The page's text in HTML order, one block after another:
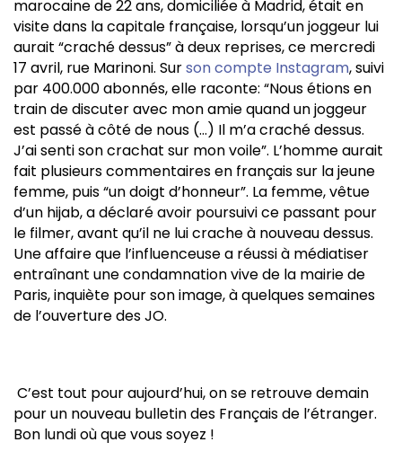
marocaine de 22 ans, domiciliée à Madrid, était en
visite dans la capitale française, lorsqu’un joggeur lui
aurait “craché dessus” à deux reprises, ce mercredi
17 avril, rue Marinoni. Surson compte Instagram, suivi
par 400.000 abonnés, elle raconte: “Nous étions en
train de discuter avec mon amie quand un joggeur
est passé à côté de nous (…) Il m’a craché dessus.
J’ai senti son crachat sur mon voile”. L’homme aurait
fait plusieurs commentaires en français sur la jeune
femme, puis “un doigt d’honneur”. La femme, vêtue
d’un hijab, a déclaré avoir poursuivi ce passant pour
le filmer, avant qu’il ne lui crache à nouveau dessus.
Une affaire que l’influenceuse a réussi à médiatiser
entraînant une condamnation vive de la mairie de
Paris, inquiète pour son image, à quelques semaines
de l’ouverture des JO.
C’est tout pour aujourd’hui, on se retrouve demain
pour un nouveau bulletin des Français de l’étranger.
Bon lundi où que vous soyez !